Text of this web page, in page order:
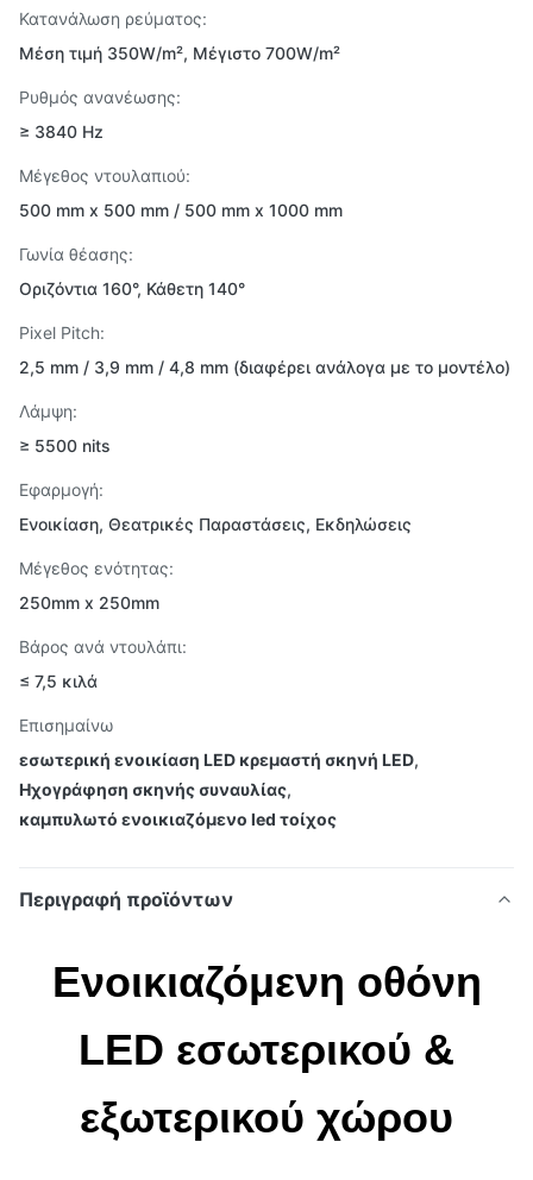
Κατανάλωση ρεύματος:
Μέση τιμή 350W/m², Μέγιστο 700W/m²
Ρυθμός ανανέωσης:
≥ 3840 Hz
Μέγεθος ντουλαπιού:
500 mm x 500 mm / 500 mm x 1000 mm
Γωνία θέασης:
Οριζόντια 160°, Κάθετη 140°
Pixel Pitch:
2,5 mm / 3,9 mm / 4,8 mm (διαφέρει ανάλογα με το μοντέλο)
Λάμψη:
≥ 5500 nits
Εφαρμογή:
Ενοικίαση, Θεατρικές Παραστάσεις, Εκδηλώσεις
Μέγεθος ενότητας:
250mm x 250mm
Βάρος ανά ντουλάπι:
≤ 7,5 κιλά
Επισημαίνω
εσωτερική ενοικίαση LED κρεμαστή σκηνή LED,
Ηχογράφηση σκηνής συναυλίας,
καμπυλωτό ενοικιαζόμενο led τοίχος
Περιγραφή προϊόντων
Ενοικιαζόμενη οθόνη
LED εσωτερικού &
εξωτερικού χώρου